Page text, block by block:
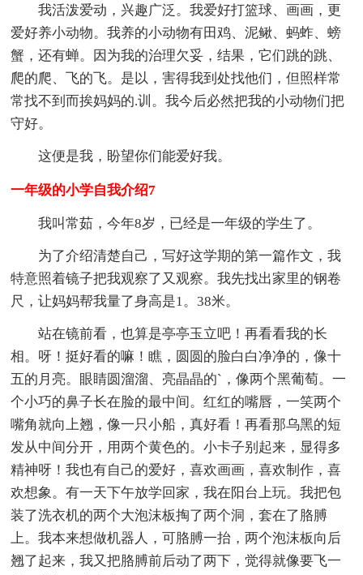
我活泼爱动，兴趣广泛。我爱好打篮球、画画，更
爱好养小动物。我养的小动物有田鸡、泥鳅、蚂蚱、螃
蟹，还有蝉。因为我的治理欠妥，结果，它们跳的跳、
爬的爬、飞的飞。是以，害得我到处找他们，但照样常
常找不到而挨妈妈的.训。我今后必然把我的小动物们把
守好。
这便是我，盼望你们能爱好我。
一年级的小学自我介绍7
我叫常茹，今年8岁，已经是一年级的学生了。
为了介绍清楚自己，写好这学期的第一篇作文，我
特意照着镜子把我观察了又观察。我先找出家里的钢卷
尺，让妈妈帮我量了身高是1。38米。
站在镜前看，也算是亭亭玉立吧！再看看我的长
相。呀！挺好看的嘛！瞧，圆圆的脸白白净净的，像十
五的月亮。眼睛圆溜溜、亮晶晶的`，像两个黑葡萄。一
个小巧的鼻子长在脸的最中间。红红的嘴唇，一笑两个
嘴角就向上翘，像一只小船，真好看！再看那乌黑的短
发从中间分开，用两个黄色的。小卡子别起来，显得多
精神呀！我也有自己的爱好，喜欢画画，喜欢制作，喜
欢想象。有一天下午放学回家，我在阳台上玩。我把包
装了洗衣机的两个大泡沫板掏了两个洞，套在了胳膊
上。我本来想做机器人，可胳膊一抬，两个泡沫板向后
翘了起来，我又把胳膊前后动了两下，觉得就像要飞一